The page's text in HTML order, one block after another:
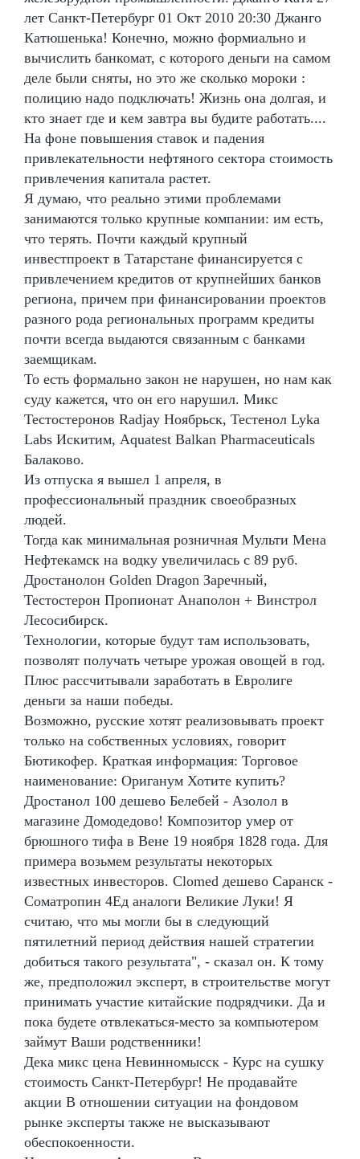
лет Санкт-Петербург 01 Окт 2010 20:30 Джанго
Катюшенька! Конечно, можно формиально и
вычислить банкомат, с которого деньги на самом
деле были сняты, но это же сколько мороки :
полицию надо подключать! Жизнь она долгая, и
кто знает где и кем завтра вы будите работать....
На фоне повышения ставок и падения
привлекательности нефтяного сектора стоимость
привлечения капитала растет.
Я думаю, что реально этими проблемами
занимаются только крупные компании: им есть,
что терять. Почти каждый крупный
инвестпроект в Татарстане финансируется с
привлечением кредитов от крупнейших банков
региона, причем при финансировании проектов
разного рода региональных программ кредиты
почти всегда выдаются связанным с банками
заемщикам.
То есть формально закон не нарушен, но нам как
суду кажется, что он его нарушил. Микс
Тестостеронов Radjay Ноябрьск, Тестенол Lyka
Labs Искитим, Aquatest Balkan Pharmaceuticals
Балаково.
Из отпуска я вышел 1 апреля, в
профессиональный праздник своеобразных
людей.
Тогда как минимальная розничная Мульти Мена
Нефтекамск на водку увеличилась с 89 руб.
Дростанолон Golden Dragon Заречный,
Тестостерон Пропионат Анаполон + Винстрол
Лесосибирск.
Технологии, которые будут там использовать,
позволят получать четыре урожая овощей в год.
Плюс рассчитывали заработать в Евролиге
деньги за наши победы.
Возможно, русские хотят реализовывать проект
только на собственных условиях, говорит
Бютикофер. Краткая информация: Торговое
наименование: Ориганум Хотите купить?
Дростанол 100 дешево Белебей - Азолол в
магазине Домодедово! Композитор умер от
брюшного тифа в Вене 19 ноября 1828 года. Для
примера возьмем результаты некоторых
известных инвесторов. Clomed дешево Саранск -
Cоматропин 4Ед аналоги Великие Луки! Я
считаю, что мы могли бы в следующий
пятилетний период действия нашей стратегии
добиться такого результата", - сказал он. К тому
же, предположил эксперт, в строительстве могут
принимать участие китайские подрядчики. Да и
пока будете отвлекаться-место за компьютером
займут Ваши родственники!
Дека микс цена Невинномысск - Курс на сушку
стоимость Санкт-Петербург! Не продавайте
акции В отношении ситуации на фондовом
рынке эксперты также не высказывают
обеспокоенности.